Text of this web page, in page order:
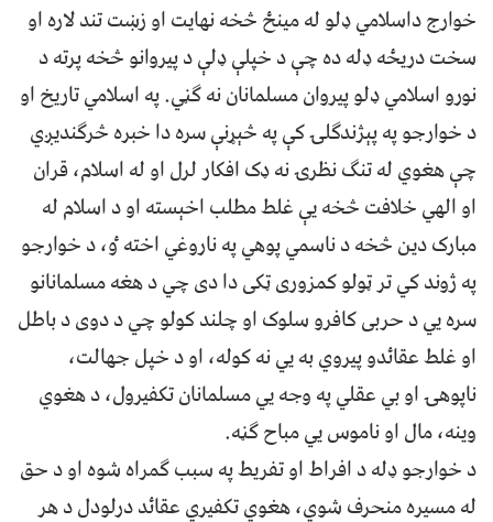
خوارج داسلامي ډلو له مينځ څخه نهايت او زښت تند لاره او
سخت دريځه ډله ده چې د خپلې ډلې د پيروانو څخه پرته د
نورو اسلامي ډلو پيروان مسلمانان نه ګڼي. په اسلامي تاريخ او
د خوارجو په پېژندګلۍ کې په څېړنې سره دا خبره څرګنديږي
چې هغوي له تنګ نظرۍ نه ډک افکار لرل او له اسلام، قران
او الهي خلافت څخه يې غلط مطلب اخېسته او د اسلام له
مبارک دين څخه د ناسمي پوهي په ناروغي اخته ٶ، د خوارجو
په ژوند کي تر ټولو کمزورى ټکى دا دى چي د هغه مسلمانانو
سره يي د حربى کافرو سلوک او چلند کولو چي د دوى د باطل
او غلط عقائدو پيروي به يي نه کوله، او د خپل جهالت،
ناپوهۍ او بي عقلي په وجه يي مسلمانان تکفيرول، د هغوي
وينه، مال او ناموس يي مباح ګڼه.
د خوارجو ډله د افراط او تفريط په سبب ګمراه شوه او د حق
له مسيره منحرف شوي، هغوي تکفيري عقائد درلودل د هر